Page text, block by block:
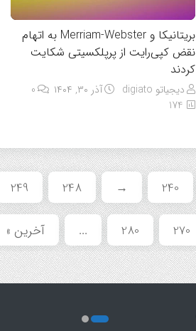
بریتانیکا و Merriam-Webster به اتهام
نقض کپی‌رایت از پرپلکسیتی شکایت
کردند
دیجیاتو digiato آذر ۳۰, ۱۴۰۴
0
174
240
→
248
249
270
280
... آخرین »